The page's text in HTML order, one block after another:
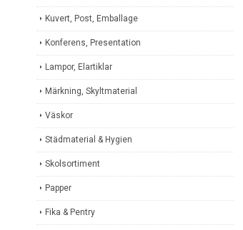
Kuvert, Post, Emballage
Konferens, Presentation
Lampor, Elartiklar
Märkning, Skyltmaterial
Väskor
Städmaterial & Hygien
Skolsortiment
Papper
Fika & Pentry